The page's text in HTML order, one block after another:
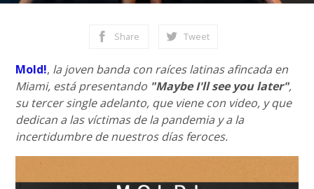
Share Tweet
Mold!, la joven banda con raíces latinas afincada en
Miami, está presentando "Maybe I'll see you later",
su tercer single adelanto, que viene con video, y que
dedican a las víctimas de la pandemia y a la
incertidumbre de nuestros días feroces.